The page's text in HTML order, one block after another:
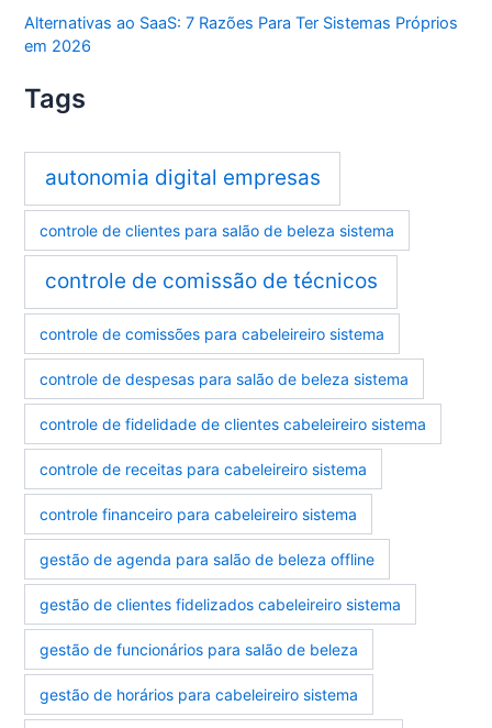
Alternativas ao SaaS: 7 Razões Para Ter Sistemas Próprios
em 2026
Tags
autonomia digital empresas
controle de clientes para salão de beleza sistema
controle de comissão de técnicos
controle de comissões para cabeleireiro sistema
controle de despesas para salão de beleza sistema
controle de fidelidade de clientes cabeleireiro sistema
controle de receitas para cabeleireiro sistema
controle financeiro para cabeleireiro sistema
gestão de agenda para salão de beleza offline
gestão de clientes fidelizados cabeleireiro sistema
gestão de funcionários para salão de beleza
gestão de horários para cabeleireiro sistema